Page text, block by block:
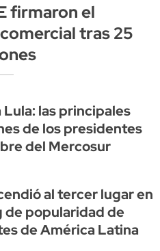
firmaron el
tras 25
Lula: las principales
de los presidentes
del Mercosur
al tercer lugar en
de popularidad de
de América Latina